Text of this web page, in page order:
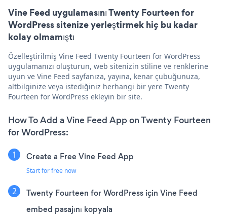
Vine Feed uygulamasını Twenty Fourteen for
WordPress sitenize yerleştirmek hiç bu kadar
kolay olmamıştı
Özelleştirilmiş Vine Feed Twenty Fourteen for WordPress
uygulamanızı oluşturun, web sitenizin stiline ve renklerine
uyun ve Vine Feed sayfanıza, yayına, kenar çubuğunuza,
altbilginize veya istediğiniz herhangi bir yere Twenty
Fourteen for WordPress ekleyin bir site.
How To Add a Vine Feed App on Twenty Fourteen
for WordPress:
Create a Free Vine Feed App
Start for free now
Twenty Fourteen for WordPress için Vine Feed
embed pasajını kopyala